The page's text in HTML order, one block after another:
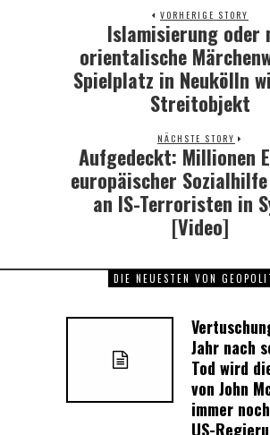
VORHERIGE STORY
Previous
post:
Islamisierung oder
orientalische
Spielplatz in Neukölln
Streitobjekt
NÄCHSTE STORY
Next
post:
Aufgedeckt: Millionen
europäischer
an IS-Terroristen in
[Video]
DIE NEUESTEN VON
Jahr nach
Tod wird
von John
immer
US-